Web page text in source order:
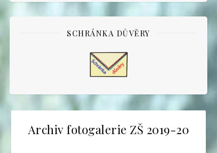
SCHRÁNKA DŮVĚRY
Archiv fotogalerie ZŠ 2019-20